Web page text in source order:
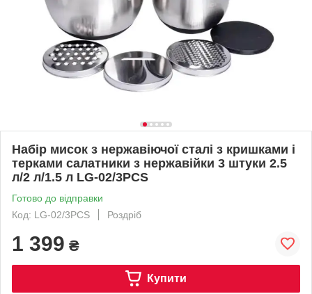
Набір мисок з нержавіючої сталі з кришками і
терками салатники з нержавійки 3 штуки 2.5
л/2 л/1.5 л LG-02/3PCS
Готово до відправки
Код: LG-02/3PCS
Роздріб
1 399 ₴
Купити